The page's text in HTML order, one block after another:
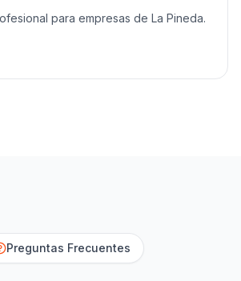
para empresas de La Pineda.
Preguntas Frecuentes